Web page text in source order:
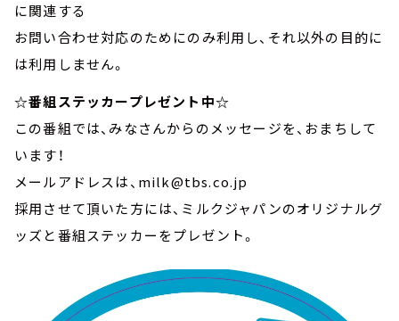
に関連する
お問い合わせ対応のためにのみ利用し、それ以外の目的に
は利用しません。
☆番組ステッカープレゼント中☆
この番組では、みなさんからのメッセージを、おまちして
います！
メールアドレスは、milk@tbs.co.jp
採用させて頂いた方には、ミルクジャパンのオリジナルグ
ッズと番組ステッカーをプレゼント。